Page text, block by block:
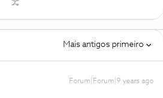
Mais antigos primeiro
Forum|Forum|9 years ago